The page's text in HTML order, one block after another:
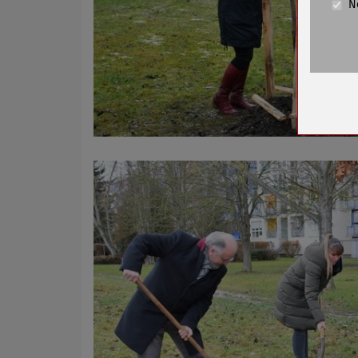
Cookie
Name
Anbieter
Zweck
Cookie
Cookie